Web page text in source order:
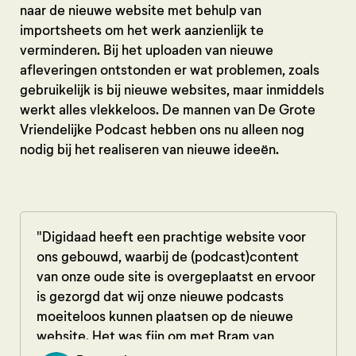
naar de nieuwe website met behulp van
importsheets om het werk aanzienlijk te
verminderen. Bij het uploaden van nieuwe
afleveringen ontstonden er wat problemen, zoals
gebruikelijk is bij nieuwe websites, maar inmiddels
werkt alles vlekkeloos. De mannen van De Grote
Vriendelijke Podcast hebben ons nu alleen nog
nodig bij het realiseren van nieuwe ideeën.
"Digidaad heeft een prachtige website voor
ons gebouwd, waarbij de (podcast)content
van onze oude site is overgeplaatst en ervoor
is gezorgd dat wij onze nieuwe podcasts
moeiteloos kunnen plaatsen op de nieuwe
website. Het was fijn om met Bram van